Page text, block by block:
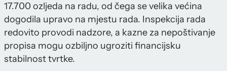
17.700 ozljeda na radu, od čega se velika većina
dogodila upravo na mjestu rada. Inspekcija rada
redovito provodi nadzore, a kazne za nepoštivanje
propisa mogu ozbiljno ugroziti financijsku
stabilnost tvrtke.